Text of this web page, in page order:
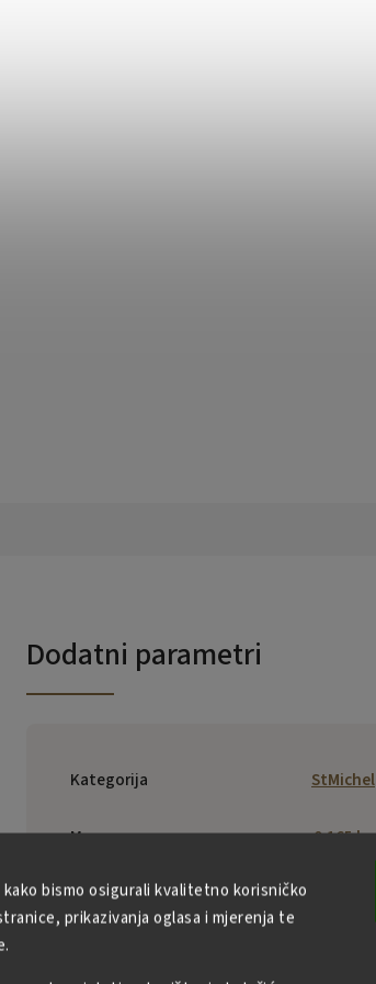
bismo osigurali kvalitetno korisničko
prikazivanja oglasa i mjerenja te
Dodatni parametri
Kategorija StMichel
Masa 0.165 kg
EAN: 3178530402278
SAS, 2 boulevard